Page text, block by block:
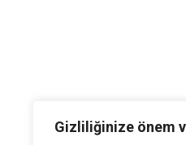
Gizliliğinize önem